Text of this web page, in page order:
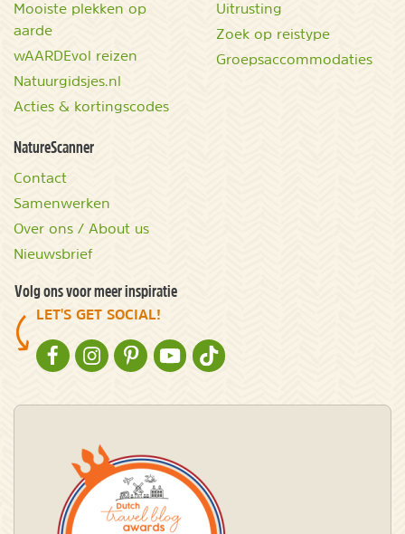
Mooiste plekken op
aarde
wAARDEvol reizen
Natuurgidsjes.nl
Acties & kortingscodes
Uitrusting
Zoek op reistype
Groepsaccommodaties
NatureScanner
Contact
Samenwerken
Over ons / About us
Nieuwsbrief
Volg ons voor meer inspiratie
LET'S GET SOCIAL!
NATURESCANNER OP FACEBOOK
NATURESCANNER OP INSTAGRAM
NATURESCANNER OP PINTEREST
NATURESCANNER OP YOUTUBE
NATURESCANNER OP TIKTOK